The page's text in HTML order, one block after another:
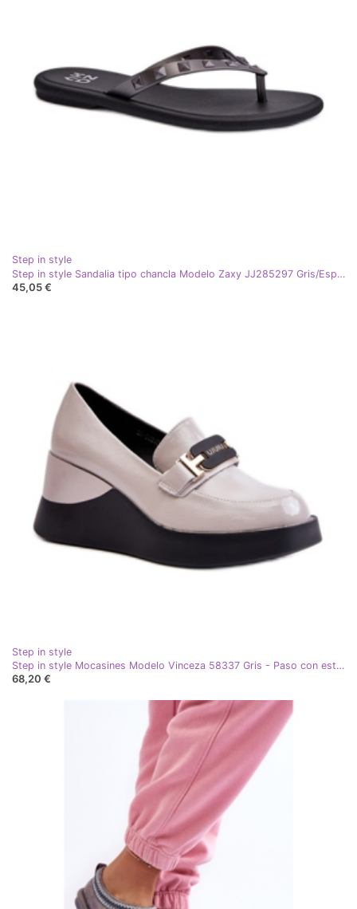
Step in style
Step in style Sandalia tipo chancla Modelo Zaxy JJ285297 Gris/Espalda - Pisa con estilo
45,05 €
Step in style
Step in style Mocasines Modelo Vinceza 58337 Gris - Paso con estilo
68,20 €